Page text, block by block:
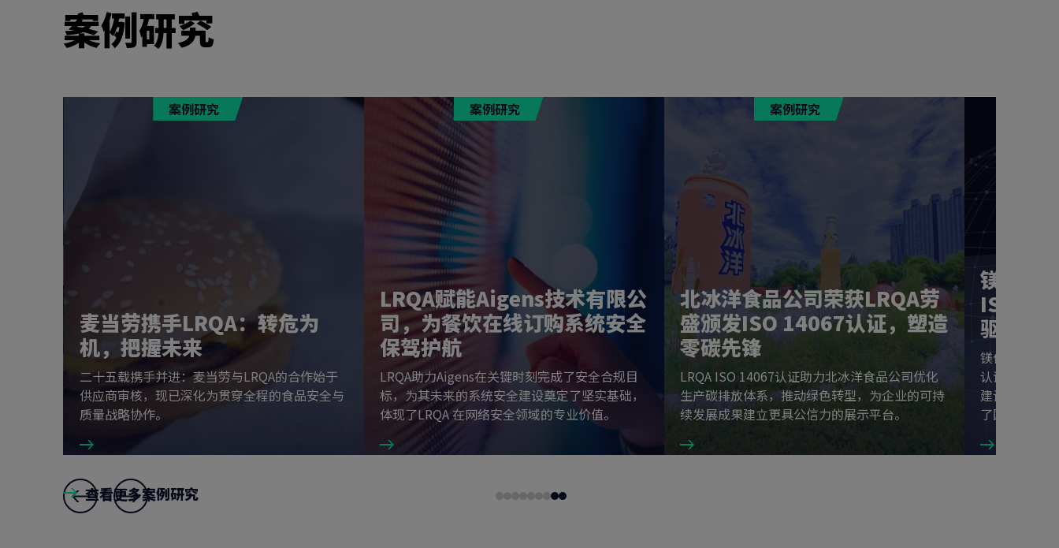
市场活动
案例研究
麦当劳携手LRQA：转危为
机，把握未来
案例研究
二十五载携手并进：麦当劳与LRQA的合作始于
供应商审核，现已深化为贯穿全程的食品安全与
质量战略协作。
LRQA赋能Aigens技术有限公
司，为餐饮在线订购系统安全
保驾护航
案例研究
LRQA助力Aigens在关键时刻完成了安全合规目
标，为其未来的系统安全建设奠定了坚实基础，
体现了LRQA 在网络安全领域的专业价值。
北冰洋食品公司荣获LRQA劳
盛颁发ISO 14067认证，塑造
零碳先锋
案例研究
LRQA ISO 14067认证助力北冰洋食品公司优化
生产碳排放体系，推动绿色转型，为企业的可持
续发展成果建立更具公信力的展示平台。
镁佳科
ISO
驱动汽
镁佳科技成
认证证书，
建设和技术
了国际标准。
Slide
GoGoGoGoGoGoGoGo
Go
查看更多案例研究